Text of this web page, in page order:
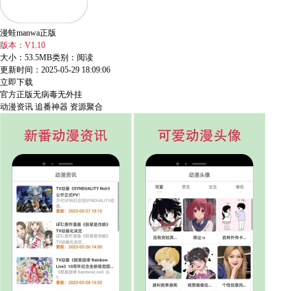
漫蛙manwa正版
版本：V1.10
大小：53.5MB类别：阅读
更新时间：2025-05-29 18:09:06
立即下载
官方正版无病毒无外挂
动漫资讯 追番神器 资源聚合